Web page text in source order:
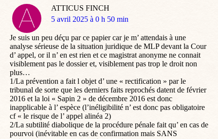
ATTICUS FINCH
dit
5 avril 2025 à 0 h 50 min
Je suis un peu déçu par ce papier car je m’ attendais à une
analyse sérieuse de la situation juridique de MLP devant la Cour
d’ appel, or il n’ en est rien et ce magistrat anonyme ne connait
visiblement pas le dossier et, visiblement pas trop le droit non
plus…
1/La prévention a fait l objet d’ une « rectification » par le
tribunal de sorte que les derniers faits reprochés datent de février
2016 et la loi « Sapin 2 » de décembre 2016 est donc
inapplicable à l’ espèce (l’inéligibilité n’ est donc pas obligatoire
cf « le risque de l’ appel alinéa 2)
2/La subtilité diabolique de la procédure pénale fait qu’ en cas de
pourvoi (inévitable en cas de confirmation mais SANS